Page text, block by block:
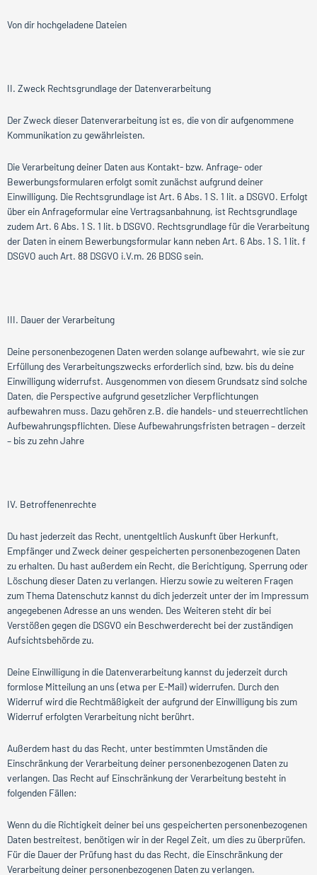
Von dir hochgeladene Dateien
II. Zweck Rechtsgrundlage der Datenverarbeitung
‍‍Der Zweck dieser Datenverarbeitung ist es, die von dir aufgenommene
Kommunikation zu gewährleisten.
Die Verarbeitung deiner Daten aus Kontakt- bzw. Anfrage- oder
Bewerbungsformularen erfolgt somit zunächst aufgrund deiner
Einwilligung. Die Rechtsgrundlage ist Art. 6 Abs. 1 S. 1 lit. a DSGVO. Erfolgt
über ein Anfrageformular eine Vertragsanbahnung, ist Rechtsgrundlage
zudem Art. 6 Abs. 1 S. 1 lit. b DSGVO. Rechtsgrundlage für die Verarbeitung
der Daten in einem Bewerbungsformular kann neben Art. 6 Abs. 1 S. 1 lit. f
DSGVO auch Art. 88 DSGVO i.V.m. 26 BDSG sein.
III. Dauer der Verarbeitung
‍Deine personenbezogenen Daten werden solange aufbewahrt, wie sie zur
Erfüllung des Verarbeitungszwecks erforderlich sind, bzw. bis du deine
Einwilligung widerrufst. Ausgenommen von diesem Grundsatz sind solche
Daten, die Perspective aufgrund gesetzlicher Verpflichtungen
aufbewahren muss. Dazu gehören z.B. die handels- und steuerrechtlichen
Aufbewahrungspflichten. Diese Aufbewahrungsfristen betragen – derzeit
– bis zu zehn Jahre
IV. Betroffenenrechte
Du hast jederzeit das Recht, unentgeltlich Auskunft über Herkunft,
Empfänger und Zweck deiner gespeicherten personenbezogenen Daten
zu erhalten. Du hast außerdem ein Recht, die Berichtigung, Sperrung oder
Löschung dieser Daten zu verlangen. Hierzu sowie zu weiteren Fragen
zum Thema Datenschutz kannst du dich jederzeit unter der im Impressum
angegebenen Adresse an uns wenden. Des Weiteren steht dir bei
Verstößen gegen die DSGVO ein Beschwerderecht bei der zuständigen
Aufsichtsbehörde zu.
Deine Einwilligung in die Datenverarbeitung kannst du jederzeit durch
formlose Mitteilung an uns (etwa per E-Mail) widerrufen. Durch den
Widerruf wird die Rechtmäßigkeit der aufgrund der Einwilligung bis zum
Widerruf erfolgten Verarbeitung nicht berührt.
Außerdem hast du das Recht, unter bestimmten Umständen die
Einschränkung der Verarbeitung deiner personenbezogenen Daten zu
verlangen. Das Recht auf Einschränkung der Verarbeitung besteht in
folgenden Fällen:
Wenn du die Richtigkeit deiner bei uns gespeicherten personenbezogenen
Daten bestreitest, benötigen wir in der Regel Zeit, um dies zu überprüfen.
Für die Dauer der Prüfung hast du das Recht, die Einschränkung der
Verarbeitung deiner personenbezogenen Daten zu verlangen.